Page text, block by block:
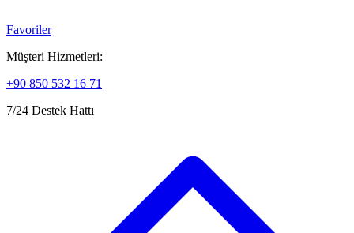
Favoriler
Müşteri Hizmetleri:
+90 850 532 16 71
7/24 Destek Hattı